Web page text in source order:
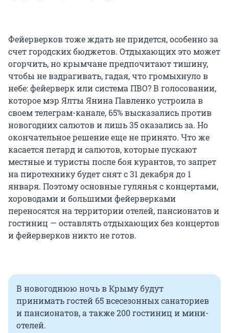
Фейерверков тоже ждать не придется, особенно за
счет городских бюджетов. Отдыхающих это может
огорчить, но крымчане предпочитают тишину,
чтобы не вздрагивать, гадая, что громыхнуло в
небе: фейерверк или система ПВО? В голосовании,
которое мэр Ялты Янина Павленко устроила в
своем телеграм-канале, 65% высказались против
новогодних салютов и лишь 35 оказались за. Но
окончательное решение еще не принято. Что же
касается петард и салютов, которые пускают
местные и туристы после боя курантов, то запрет
на пиротехнику будет снят с 31 декабря до 1
января. Поэтому основные гулянья с концертами,
хороводами и большими фейерверками
переносятся на территории отелей, пансионатов и
гостиниц — оставлять отдыхающих без концертов
и фейерверков никто не готов.
В новогоднюю ночь в Крыму будут
принимать гостей 65 всесезонных санаториев
и пансионатов, а также 200 гостиниц и мини-
отелей.